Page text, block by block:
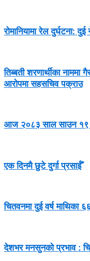
रोमानियामा रेल दुर्घटना:
तिब्बती शरणार्थीका
आरोपमा सहसचिव पक्राउ
आज २०८३ साल साउन १९
एक दिनमै छुटे दुर्गा प्रसाईँ
चितवनमा दुई वर्ष माथिका
देशभर मनसुनको प्रभाव :